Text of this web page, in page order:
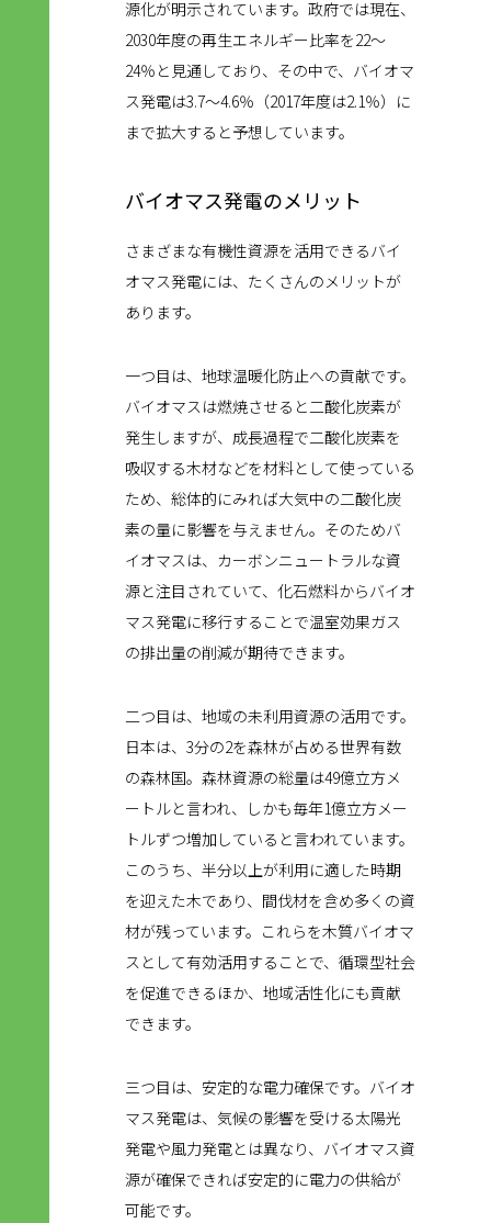
源化が明示されています。政府では現在、
2030年度の再生エネルギー比率を22～
24％と見通しており、その中で、バイオマ
ス発電は3.7～4.6％（2017年度は2.1％）に
まで拡大すると予想しています。
バイオマス発電のメリット
さまざまな有機性資源を活用できるバイ
オマス発電には、たくさんのメリットが
あります。
一つ目は、地球温暖化防止への貢献です。
バイオマスは燃焼させると二酸化炭素が
発生しますが、成長過程で二酸化炭素を
吸収する木材などを材料として使っている
ため、総体的にみれば大気中の二酸化炭
素の量に影響を与えません。そのためバ
イオマスは、カーボンニュートラルな資
源と注目されていて、化石燃料からバイオ
マス発電に移行することで温室効果ガス
の排出量の削減が期待できます。
二つ目は、地域の未利用資源の活用です。
日本は、3分の2を森林が占める世界有数
の森林国。森林資源の総量は49億立方メ
ートルと言われ、しかも毎年1億立方メー
トルずつ増加していると言われています。
このうち、半分以上が利用に適した時期
を迎えた木であり、間伐材を含め多くの資
材が残っています。これらを木質バイオマ
スとして有効活用することで、循環型社会
を促進できるほか、地域活性化にも貢献
できます。
三つ目は、安定的な電力確保です。バイオ
マス発電は、気候の影響を受ける太陽光
発電や風力発電とは異なり、バイオマス資
源が確保できれば安定的に電力の供給が
可能です。